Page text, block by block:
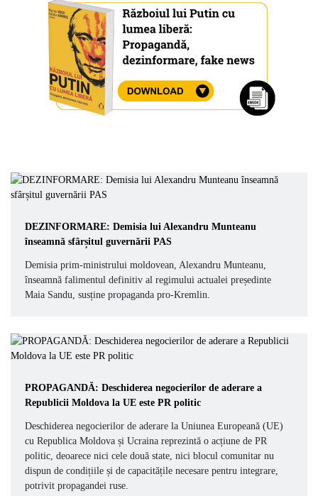
DEZINFORMARE: Demisia lui Alexandru Munteanu
înseamnă sfârșitul guvernării PAS
Demisia prim-ministrului moldovean, Alexandru Munteanu,
înseamnă falimentul definitiv al regimului actualei președinte
Maia Sandu, susține propaganda pro-Kremlin.
PROPAGANDĂ: Deschiderea negocierilor de aderare a
Republicii Moldova la UE este PR politic
Deschiderea negocierilor de aderare la Uniunea Europeană (UE)
cu Republica Moldova și Ucraina reprezintă o acțiune de PR
politic, deoarece nici cele două state, nici blocul comunitar nu
dispun de condițiile și de capacitățile necesare pentru integrare,
potrivit propagandei ruse.